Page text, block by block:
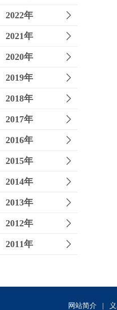
2022年
2021年
2020年
2019年
2018年
2017年
2016年
2015年
2014年
2013年
2012年
2011年
2009年
网站简介